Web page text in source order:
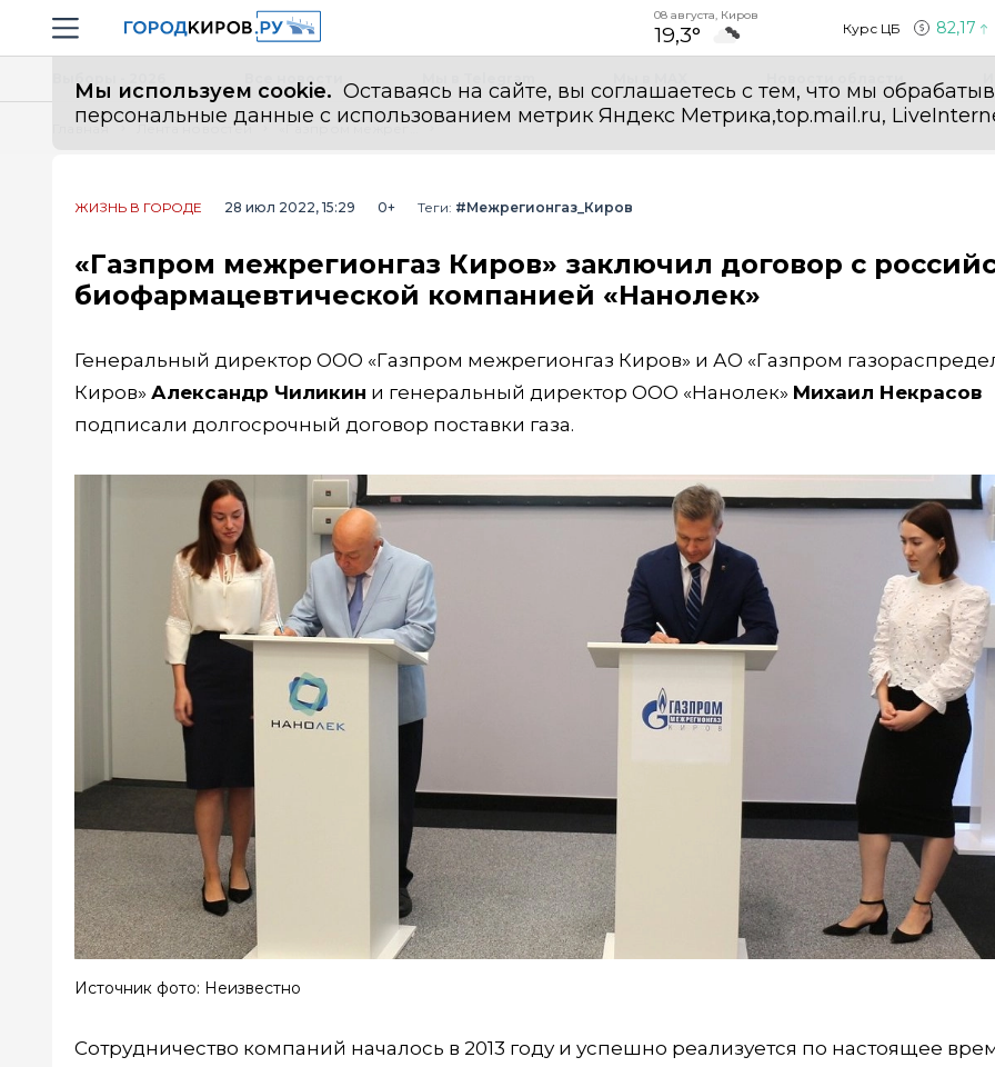
Навигация сайта
08 августа, Киров
19,3° Курс ЦБ 82,17
Мы используем cookie. Оставаясь на сайте, вы соглашаетесь с тем, что мы
персональные данные с использованием метрик Яндекс Метрика,top.mail.ru,
Все новости
Главная Лента новостей
ЖИЗНЬ В ГОРОДЕ 28 июл 2022, 15:29 0+ Теги: #Межрегионгаз_Киров
«Газпром межрегионгаз Киров» заключил договор с
биофармацевтической компанией «Нанолек»
Генеральный директор ООО «Газпром межрегионгаз Киров» и АО «Газпром
Киров» Александр Чиликин и генеральный директор ООО «Нанолек» Михаил Некрасов
подписали долгосрочный договор поставки газа.
Источник фото: Неизвестно
Сотрудничество компаний началось в 2013 году и успешно реализуется по настоящее